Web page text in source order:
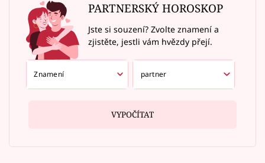
PARTNERSKÝ HOROSKOP
Jste si souzení? Zvolte znamení a
zjistěte, jestli vám hvězdy přejí.
VYPOČÍTAT